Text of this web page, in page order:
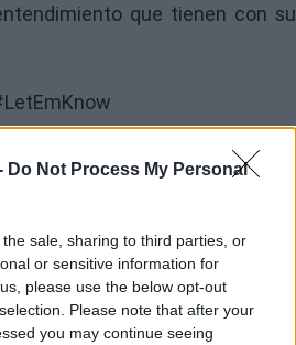
Do Not Process My Personal
sale, sharing to third parties, or
or sensitive information for
please use the below opt-out
Please note that after your
you may continue seeing
que tienen con su